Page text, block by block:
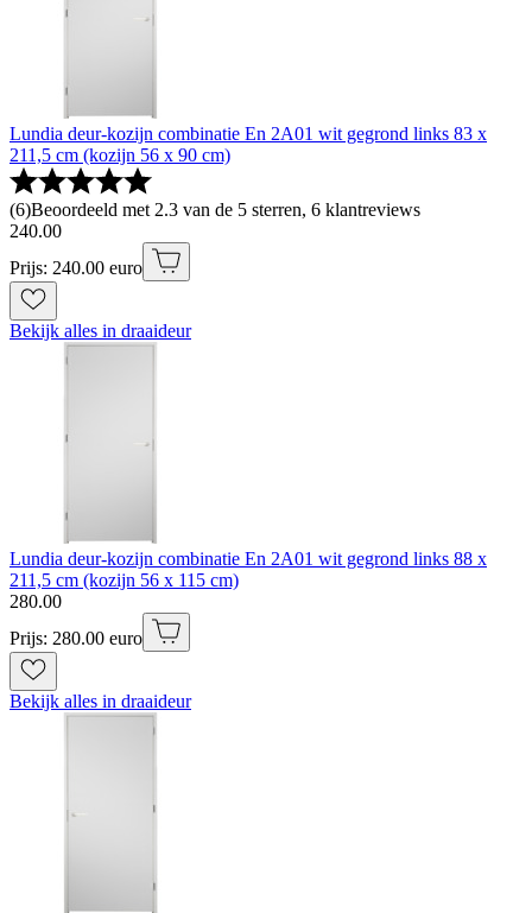
Lundia deur-kozijn combinatie En 2A01 wit gegrond links 83 x
211,5 cm (kozijn 56 x 90 cm)
(6)Beoordeeld met 2.3 van de 5 sterren, 6 klantreviews
240.00
Prijs: 240.00 euro
Bekijk alles in draaideur
Lundia deur-kozijn combinatie En 2A01 wit gegrond links 88 x
211,5 cm (kozijn 56 x 115 cm)
280.00
Prijs: 280.00 euro
Bekijk alles in draaideur